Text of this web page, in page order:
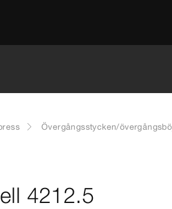
Övergångsstycken/
4212.5